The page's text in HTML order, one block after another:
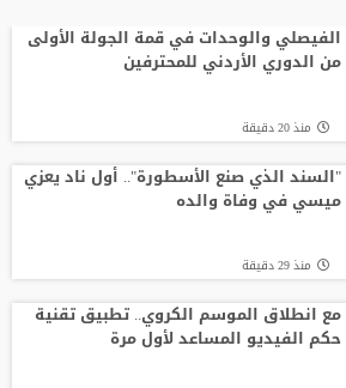
مأساة وفاة لاعب شاب
الاتحاد يواصل صدارة الدوري النسوي تحت 14
وفاة والد ليونيل ميسي عن 68 عاما
الفيصلي والوحدات في قمة الجولة الأولى
من الدوري الأردني للمحترفين
منذ 20 دقيقة
"السند الذي صنع الأسطورة".. أول ناد يعزي
ميسي في وفاة والده
منذ 29 دقيقة
مع انطلاق الموسم الكروي.. تطبيق تقنية
حكم الفيديو المساعد لأول مرة